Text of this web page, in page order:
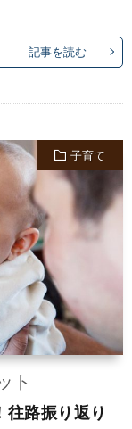
記事を読む
子育て
ト
路振り返り